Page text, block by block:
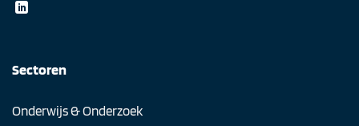
Sectoren
Onderwijs & Onderzoek